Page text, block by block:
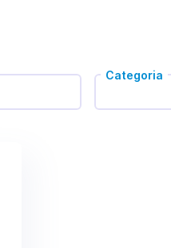
Categoria